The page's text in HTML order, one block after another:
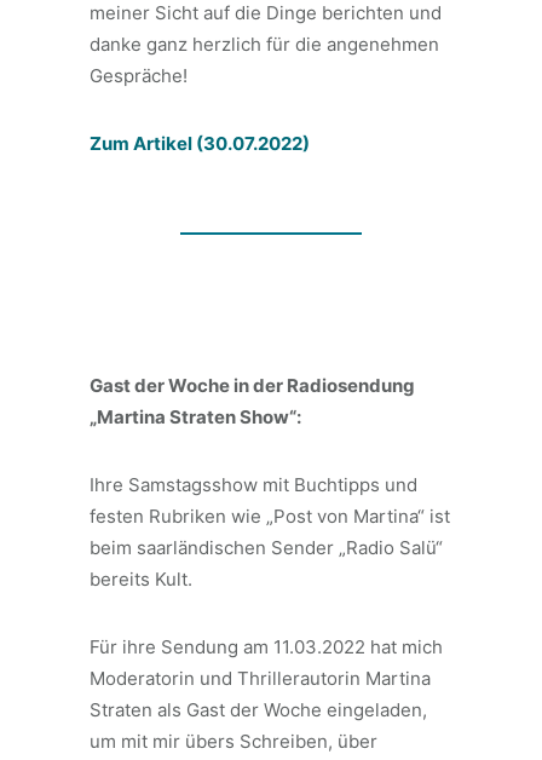
meiner Sicht auf die Dinge berichten und
danke ganz herzlich für die angenehmen
Gespräche!
Zum Artikel (30.07.2022)
Gast der Woche in der Radiosendung
„Martina Straten Show“:
Ihre Samstagsshow mit Buchtipps und
festen Rubriken wie „Post von Martina“ ist
beim saarländischen Sender „Radio Salü“
bereits Kult.
Für ihre Sendung am 11.03.2022 hat mich
Moderatorin und Thrillerautorin Martina
Straten als Gast der Woche eingeladen,
um mit mir übers Schreiben, über